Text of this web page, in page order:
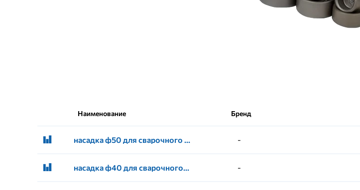
Наименование Бренд
насадка ф50 для сварочного аппарата -
насадка ф40 для сварочного аппарата -